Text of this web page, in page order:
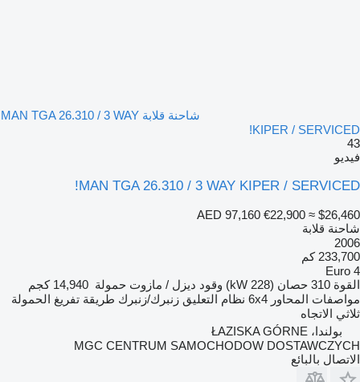
شاحنة قلابة MAN TGA 26.310 / 3 WAY
KIPER / SERVICED!
43
فيديو
MAN TGA 26.310 / 3 WAY KIPER / SERVICED!
AED 97,160 €22,900 ≈ $26,460
شاحنة قلابة
2006
233,700 كم
Euro 4
القوة 310 حصان (228 kW) وقود ديزل / مازوت حمولة 14,940 كجم
مواصفات المحاور 6x4 نظام التعليق زنبرك/زنبرك طريقة تفريغ الحمولة
ثلاثي الاتجاه
بولندا، ŁAZISKA GÓRNE
MGC CENTRUM SAMOCHODOW DOSTAWCZYCH
الاتصال بالبائع